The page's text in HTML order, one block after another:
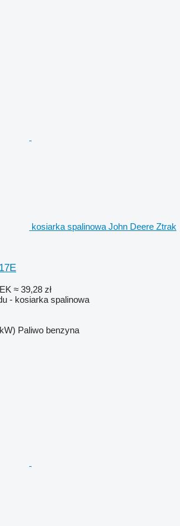
kosiarka spalinowa John Deere Ztrak
≈ 39,28 zł
- kosiarka spalinowa
Paliwo benzyna